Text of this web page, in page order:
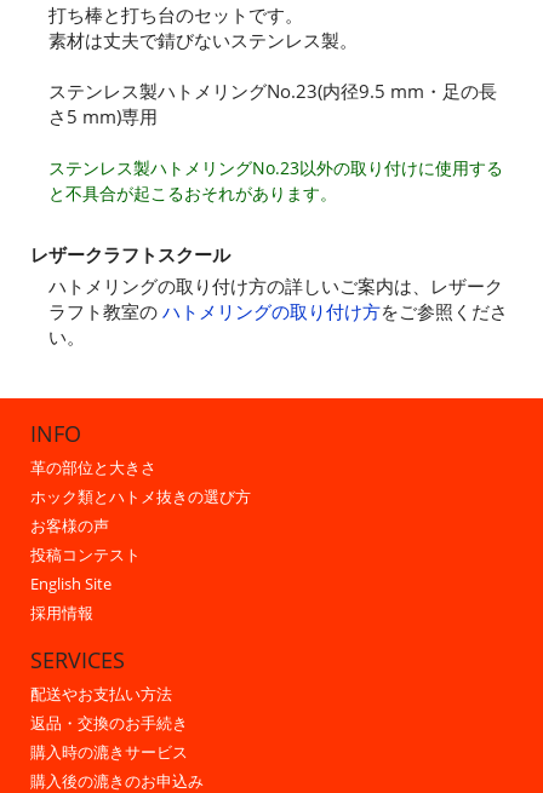
打ち棒と打ち台のセットです。
素材は丈夫で錆びないステンレス製。
ステンレス製ハトメリングNo.23(内径9.5 mm・足の長
さ5 mm)専用
ステンレス製ハトメリングNo.23以外の取り付けに使用する
と不具合が起こるおそれがあります。
レザークラフトスクール
ハトメリングの取り付け方の詳しいご案内は、レザーク
ラフト教室の ハトメリングの取り付け方をご参照くださ
い。
INFO
革の部位と大きさ
ホック類とハトメ抜きの選び方
お客様の声
投稿コンテスト
English Site
採用情報
SERVICES
配送やお支払い方法
返品・交換のお手続き
購入時の漉きサービス
購入後の漉きのお申込み